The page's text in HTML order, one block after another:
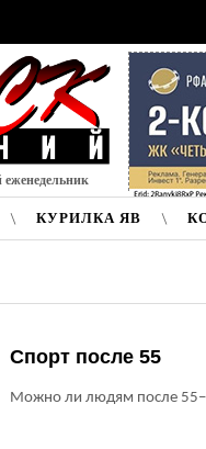
КУРИЛКА ЯВ
Спорт после 55
Можно ли людям после